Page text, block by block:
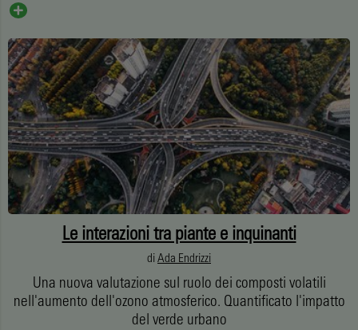
Le interazioni tra piante e inquinanti
diAda Endrizzi
Una nuova valutazione sul ruolo dei composti volatili
nell'aumento dell'ozono atmosferico. Quantificato l'impatto
del verde urbano